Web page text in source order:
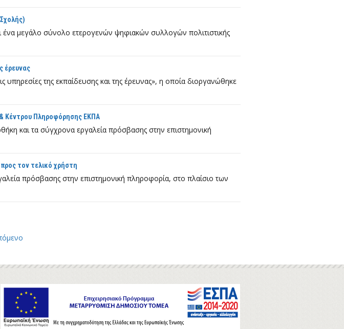
ένα μεγάλο σύνολο ετερογενών ψηφιακών συλλογών πολιτιστικής
έρευνας
της εκπαίδευσης και της έρευνας», η οποία διοργανώθηκε
& Κέντρου Πληροφόρησης ΕΚΠΑ
και τα σύγχρονα εργαλεία πρόσβασης στην επιστημονική
τον τελικό χρήστη
πρόσβασης στην επιστημονική πληροφορία, στο πλαίσιο των